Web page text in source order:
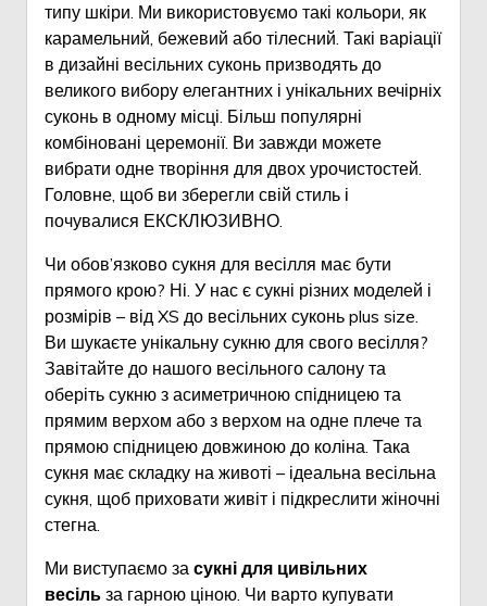
типу шкіри. Ми використовуємо такі кольори, як
карамельний, бежевий або тілесний. Такі варіації
в дизайні весільних суконь призводять до
великого вибору елегантних і унікальних вечірніх
суконь в одному місці. Більш популярні
комбіновані церемонії. Ви завжди можете
вибрати одне творіння для двох урочистостей.
Головне, щоб ви зберегли свій стиль і
почувалися ЕКСКЛЮЗИВНО.
Чи обов’язково сукня для весілля має бути
прямого крою? Ні. У нас є сукні різних моделей і
розмірів – від XS до весільних суконь plus size.
Ви шукаєте унікальну сукню для свого весілля?
Завітайте до нашого весільного салону та
оберіть сукню з асиметричною спідницею та
прямим верхом або з верхом на одне плече та
прямою спідницею довжиною до коліна. Така
сукня має складку на животі – ідеальна весільна
сукня, щоб приховати живіт і підкреслити жіночні
стегна.
Ми виступаємо за сукні для цивільних
весіль за гарною ціною. Чи варто купувати